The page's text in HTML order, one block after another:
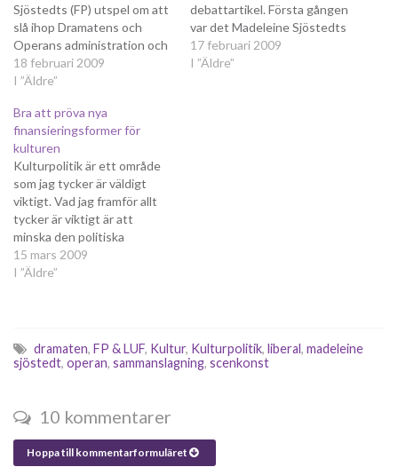
Sjöstedts (FP) utspel om att
slå ihop Dramatens och
Operans administration och
verkstäder. Jag tycker att
idén är mycket bra, eftersom
scenkonst. Tyvärr håller inte
alla med mig och kritiken har
varit hård mot förslaget. Nu
bemöter Madeleine kritiken
i…
18 februari 2009
I ”Äldre”
debattartikel. Första gången
var det Madeleine Sjöstedts
förslag om att slå ihop
administrationen och
17 februari 2009
I ”Äldre”
Bra att pröva nya
finansieringsformer för
kulturen
Kulturpolitik är ett område
som jag tycker är väldigt
viktigt. Vad jag framför allt
tycker är viktigt är att
minska den politiska
påverkan på kulturen och
istället försöka hitta olika
det offentliga att bestämma
vilken kultur och…
15 mars 2009
I ”Äldre”
dramaten, FP & LUF, Kultur, Kulturpolitik, liberal, madeleine
sjöstedt, operan, sammanslagning, scenkonst
10 kommentarer
Hoppa till kommentarformuläret